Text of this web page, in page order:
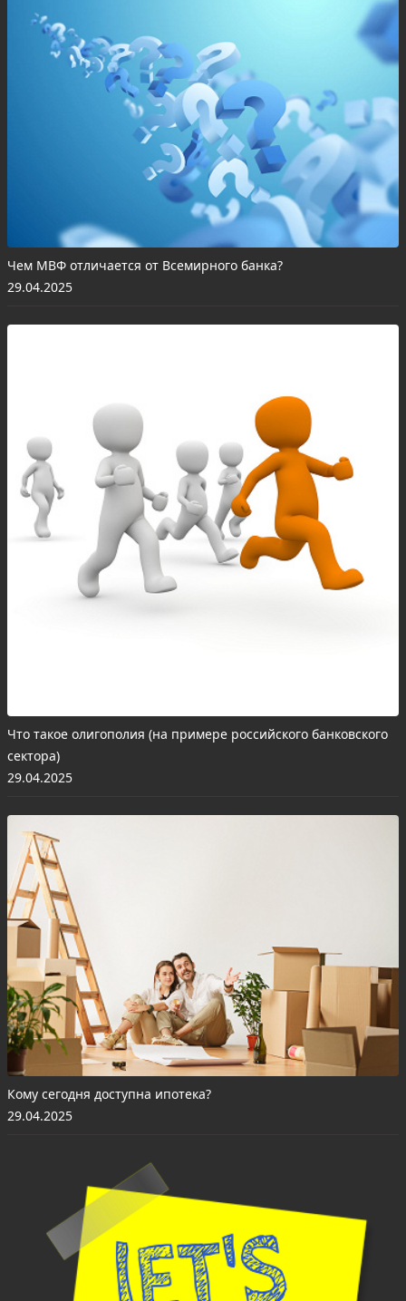
Чем МВФ отличается от Всемирного банка?
29.04.2025
Что такое олигополия (на примере российского банковского
сектора)
29.04.2025
Кому сегодня доступна ипотека?
29.04.2025